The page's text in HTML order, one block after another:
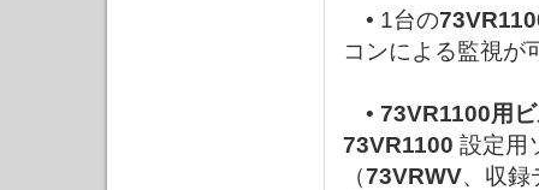
• 1台の
コンによる監視が
• 73VR1100用
73VR1100 設定用
（73VRWV、収録